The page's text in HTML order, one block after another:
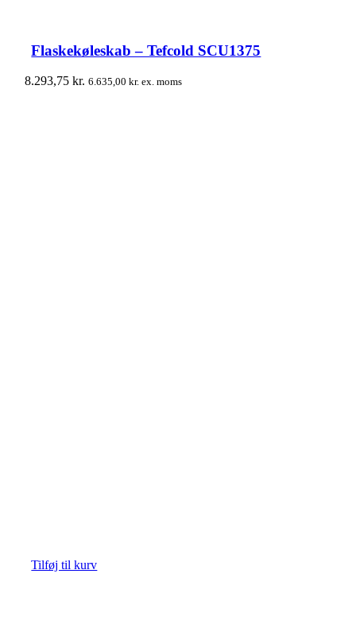
Flaskekøleskab – Tefcold SCU1375
8.293,75kr. 6.635,00kr. ex. moms
Tilføj til kurv